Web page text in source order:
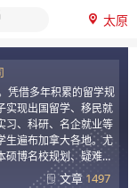
 太原
凭借多年积累的留学规
实现出国留学、移民就
习、科研、名企就业等
生遍布加拿大各地。尤
硕博名校规划、疑难签
得全国优秀部门荣誉。
文章 1497